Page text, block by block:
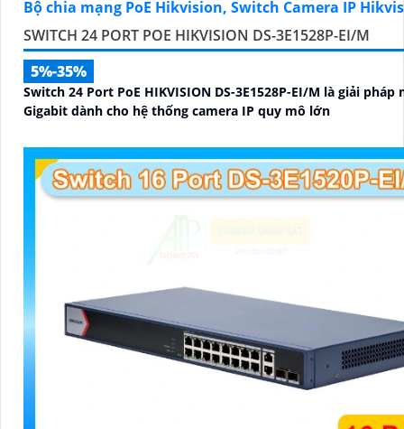
SWITCH 24 PORT POE HIKVISION DS-3E1528P-EI/M
5%-35%
Switch 24 Port PoE HIKVISION DS-3E1528P-EI/M là giải pháp
Gigabit dành cho hệ thống camera IP quy mô lớn